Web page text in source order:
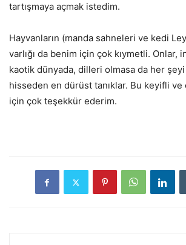
tartışmaya açmak istedim.
Hayvanların (manda sahneleri ve kedi
varlığı da benim için çok kıymetli. Onlar,
kaotik dünyada, dilleri olmasa da her
hisseden en dürüst tanıklar. Bu keyifli
için çok teşekkür ederim.